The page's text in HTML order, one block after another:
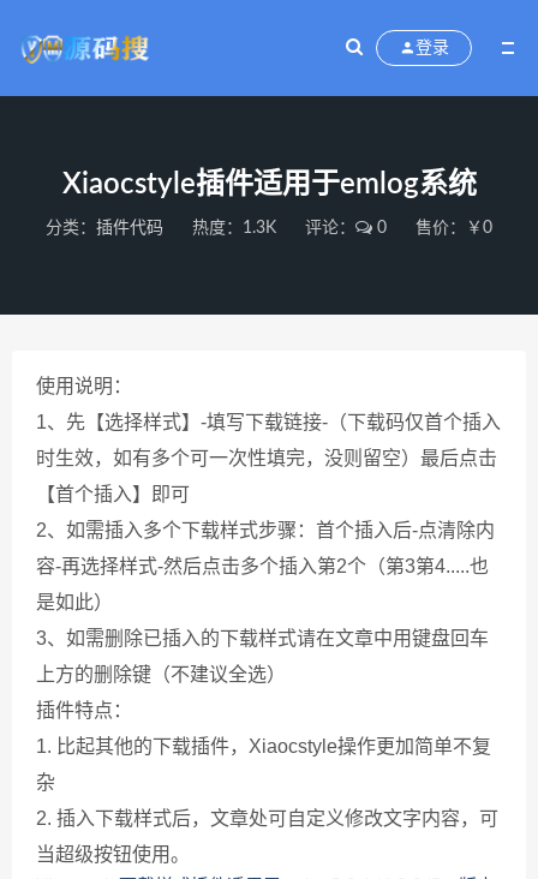
登录
Xiaocstyle插件适用于emlog系统
分类： 插件代码 热度：1.3K 评论： 0 售价：￥0
使用说明：
1、先【选择样式】-填写下载链接-（下载码仅首个插入
时生效，如有多个可一次性填完，没则留空）最后点击
【首个插入】即可
2、如需插入多个下载样式步骤：首个插入后-点清除内
容-再选择样式-然后点击多个插入第2个（第3第4.....也
是如此）
3、如需删除已插入的下载样式请在文章中用键盘回车
上方的删除键（不建议全选）
插件特点：
1. 比起其他的下载插件，Xiaocstyle操作更加简单不复
杂
2. 插入下载样式后，文章处可自定义修改文字内容，可
当超级按钮使用。